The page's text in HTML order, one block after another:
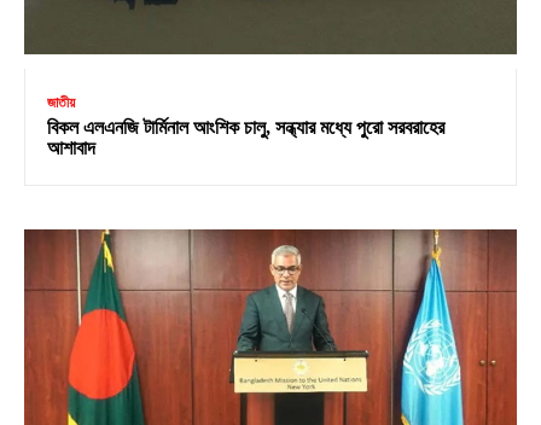
জাতীয়
বিকল এলএনজি টার্মিনাল আংশিক চালু, সন্ধ্যার মধ্যে পুরো সরবরাহের
আশাবাদ